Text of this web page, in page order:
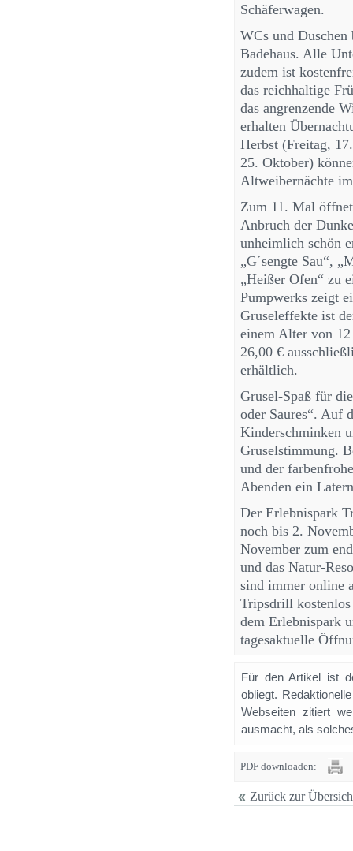
Schäferwagen.
WCs und
Badehaus. Alle
zudem ist
das reichhaltige
das angrenzende
erhalten
Herbst (Freitag,
25. Oktober)
Altweibernächte
Zum 11. Mal
Anbruch der
unheimlich schön
„G´sengte Sau“,
„Heißer Ofen“ zu
Pumpwerks zeigt
Gruseleffekte ist
einem Alter von
26,00 €
erhältlich.
Grusel-Spaß für
oder Saures“. Auf
Kinderschminken
Gruselstimmung.
und der
Abenden ein
Der Erlebnispark
noch bis 2.
November zum
und das Natur-
sind immer online
Tripsdrill kostenlos
dem Erlebnispark
tagesaktuelle
Für den Artikel ist
obliegt.
Webseiten zitiert
ausmacht, als
PDF downloaden:
Zurück zur